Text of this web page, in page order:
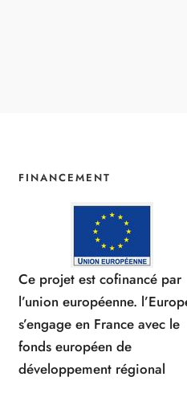
FINANCEMENT
Ce projet est cofinancé par
l’union européenne.
s’engage en France avec le
fonds européen de
développement régional